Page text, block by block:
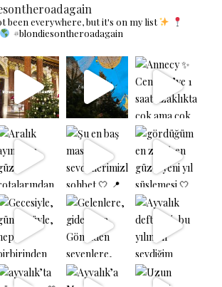
been everywhere, but it's on my list
#blondiesontheroadagain